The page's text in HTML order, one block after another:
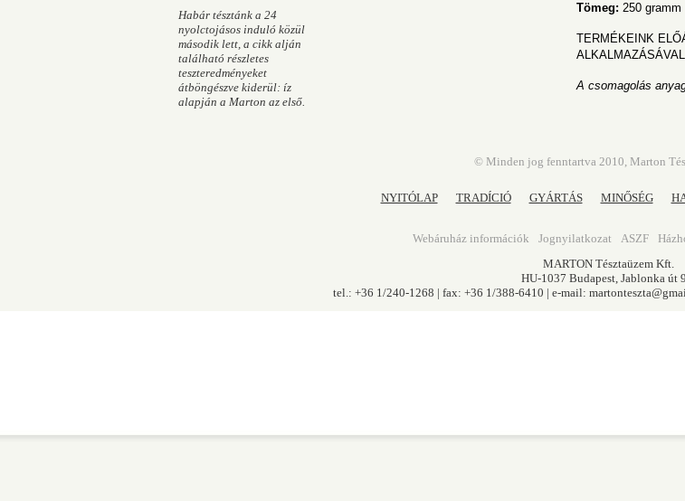
Habár tésztánk a 24
nyolctojásos induló közül
második lett, a cikk alján
található részletes
teszteredményeket
átböngészve kiderül: íz
alapján a Marton az első.
Tömeg: 250 gramm
TERMÉKEINK
A csomagolás
© Minden jog fenntartva 2010, Marton
NYITÓLAP TRADÍCIÓ GYÁRTÁS MINŐSÉG
Webáruház információk Jognyilatkozat ASZF
MARTON Tésztaüzem Kft.
HU-1037 Budapest, Jablonka út
tel.: +36 1/240-1268 | fax: +36 1/388-6410 | e-mail: